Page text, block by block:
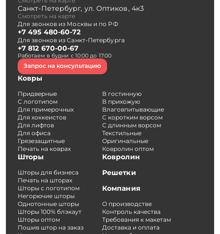
Санкт-Петербург, ул. Оптиков, 4к3
Смотреть на карте
Для звонков из Москвы и по РФ
+7 495 480-60-72
Для звонков из Санкт-Петербурга
+7 812 670-00-67
Работаем в будни с 10:00 до 17:00
Запрос на консультацию
Ковры
Придверные
С логотипом
Для примерочных
Для хоккеистов
Для лифтов
Для офиса
Грязезащитные
Печать на коврах
В гостинную
В прихожую
Влаговпитывающие
С коротким ворсом
С длинным ворсом
Текстильные
Оригинальные
Ковролин оптом
Шторы
Шторы для бизнеса
Печать на шторах
Шторы с логотипом
Негорючие шторы
Однотонные шторы
Шторы 100% блэкаут
Шторы оптом
Пошив штор на заказ
Ковролин
Решетки
Компания
О производстве
Контроль качества
Требования к макетам
Доставка и оплата